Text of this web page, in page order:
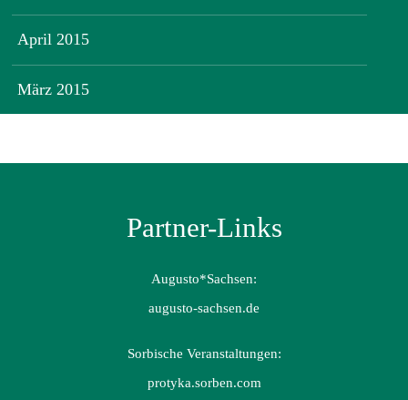
April 2015
März 2015
Partner-Links
Augusto*Sachsen:
augusto-sachsen.de
Sorbische Veranstaltungen:
protyka.sorben.com